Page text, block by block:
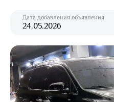
Дата добавления объявления
24.05.2026